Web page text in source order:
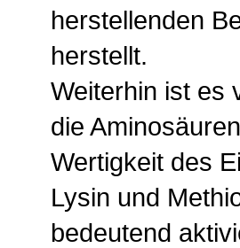
herstellenden
herstellt.
Weiterhin ist es
die
Wertigkeit des
Lysin und
bedeutend